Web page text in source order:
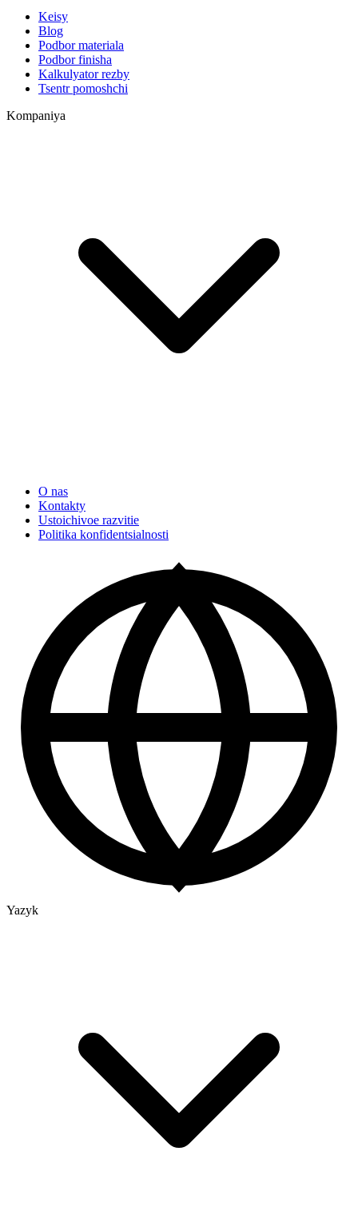
Keisy
Blog
Podbor materiala
Podbor finisha
Kalkulyator rezby
Tsentr pomoshchi
Kompaniya
O nas
Kontakty
Ustoichivoe razvitie
Politika konfidentsialnosti
Yazyk